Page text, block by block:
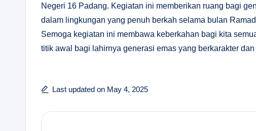
Negeri 16 Padang. Kegiatan ini memberikan ruang bagi
dalam lingkungan yang penuh berkah selama bulan
Semoga kegiatan ini membawa keberkahan bagi kita
titik awal bagi lahirnya generasi emas yang berkarakter
Last updated on May 4, 2025